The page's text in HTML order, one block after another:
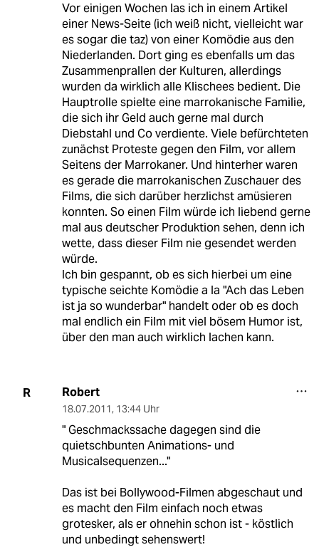
Vor einigen Wochen las ich in einem Artikel
einer News-Seite (ich weiß nicht, vielleicht war
es sogar die taz) von einer Komödie aus den
Niederlanden. Dort ging es ebenfalls um das
Zusammenprallen der Kulturen, allerdings
wurden da wirklich alle Klischees bedient. Die
Hauptrolle spielte eine marrokanische Familie,
die sich ihr Geld auch gerne mal durch
Diebstahl und Co verdiente. Viele befürchteten
zunächst Proteste gegen den Film, vor allem
Seitens der Marrokaner. Und hinterher waren
es gerade die marrokanischen Zuschauer des
Films, die sich darüber herzlichst amüsieren
konnten. So einen Film würde ich liebend gerne
mal aus deutscher Produktion sehen, denn ich
wette, dass dieser Film nie gesendet werden
würde.
Ich bin gespannt, ob es sich hierbei um eine
typische seichte Komödie a la "Ach das Leben
ist ja so wunderbar" handelt oder ob es doch
mal endlich ein Film mit viel bösem Humor ist,
über den man auch wirklich lachen kann.
R Robert
18.07.2011, 13:44 Uhr
" Geschmackssache dagegen sind die
quietschbunten Animations- und
Musicalsequenzen..."
Das ist bei Bollywood-Filmen abgeschaut und
es macht den Film einfach noch etwas
grotesker, als er ohnehin schon ist - köstlich
und unbedingt sehenswert!